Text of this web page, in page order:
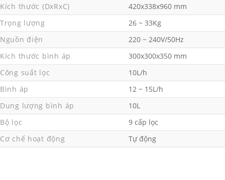
Kích thước (DxRxC)
420x338x960 mm
Trọng lượng
26 ~ 33Kg
Nguồn điện
220 ~ 240V/50Hz
Kích thước bình áp
300x300x350 mm
Công suất lọc
10L/h
Bình áp
12 ~ 15L/h
Dung lượng bình áp
10L
Bộ lọc
9 cấp lọc
Cơ chế hoạt động
Tự động